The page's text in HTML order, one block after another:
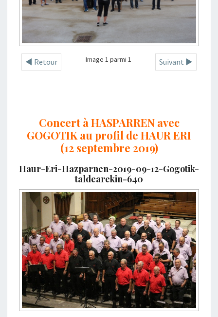
◄ Retour Suivant ►
Image 1 parmi 1
Concert à HASPARREN avec
GOGOTIK au profil de HAUR ERI
(12 septembre 2019)
Haur-Eri-Hazparnen-2019-09-12-Gogotik-
taldearekin-640